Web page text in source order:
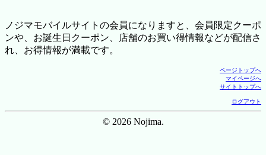
ノジマモバイルサイトの会員になりますと、会員限定クーポ
ンや、お誕生日クーポン、店舗のお買い得情報などが配信さ
れ、お得情報が満載です。
ページトップへ
マイページへ
サイトトップへ
ログアウト
© 2026 Nojima.